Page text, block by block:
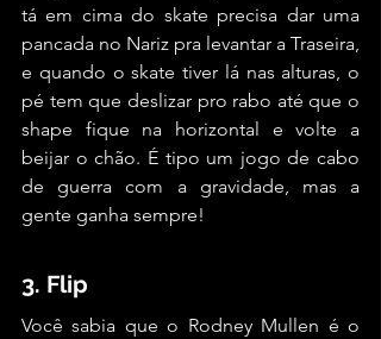
tá em cima do skate precisa dar uma
pancada no Nariz pra levantar a Traseira,
e quando o skate tiver lá nas alturas, o
pé tem que deslizar pro rabo até que o
shape fique na horizontal e volte a
beijar o chão. É tipo um jogo de cabo
de guerra com a gravidade, mas a
gente ganha sempre!
3. Flip
Você sabia que o Rodney Mullen é o